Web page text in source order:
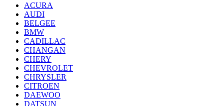
ACURA
AUDI
BELGEE
BMW
CADILLAC
CHANGAN
CHERY
CHEVROLET
CHRYSLER
CITROEN
DAEWOO
DATSUN